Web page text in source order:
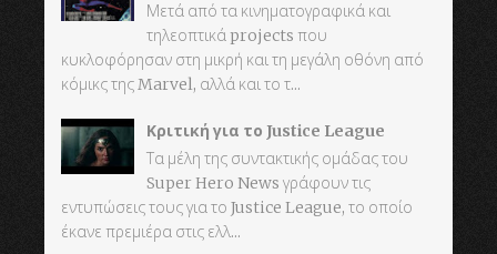
Μετά από τα κινηματογραφικά και
τηλεοπτικά projects που
κυκλοφόρησαν στη μικρή και τη μεγάλη οθόνη από
κόμικς της Marvel, αλλά και το τ...
Κριτική για το Justice League
Τα μέλη της συντακτικής ομάδας του
Super Hero News γράφουν τις
εντυπώσεις τους για το Justice League, το οποίο
έκανε πρεμιέρα στις ελλ...